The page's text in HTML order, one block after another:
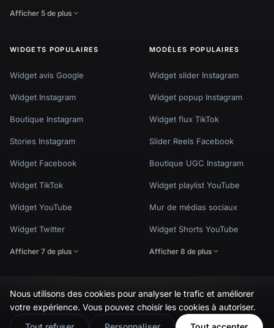
Afficher 5 de plus
WIDGETS POPULAIRES
Widget avis Google
Widget Instagram
Boutique Instagram
Stories Instagram
Widget Facebook
Widget TikTok
Widget YouTube
Widget Twitter
Afficher 7 de plus
MODÈLES POPULAIRES
Widget slider Instagram
Widget popup Instagram
Widget flux TikTok
Slider Reels Facebook
Boutique UGC Instagram
Widget playlist YouTube
Mur de médias sociaux
Widget Shorts YouTube
Afficher 8 de plus
© EmbedSocial 2026. Tous droits réservés.
Politique de confidentialitéConditions d'utilisationParamètres des cookies
Nous utilisons des cookies pour analyser le trafic et améliorer
votre expérience. Vous pouvez choisir les cookies à autoriser.
🇬🇧Would you prefer this site in English?
View in English